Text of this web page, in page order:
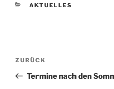
KATEGORIEN
AKTUELLES
Beitragsnavigation
Vorheriger
Beitrag
ZURÜCK
Termine nach den